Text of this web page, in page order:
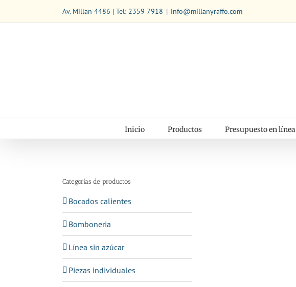
contenido
Av. Millan 4486 | Tel: 2359 7918 | info@millanyraffo.com
Inicio Productos Presupuesto en línea
Categorías de productos
Bocados calientes
Bomboneria
Línea sin azúcar
Piezas individuales